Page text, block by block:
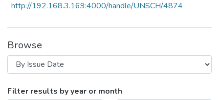
http://192.168.3.169:4000/handle/UNSCH/4874
Browse
Browsing MAESTRÍA EN CIENCIAS
Filter results by year or month